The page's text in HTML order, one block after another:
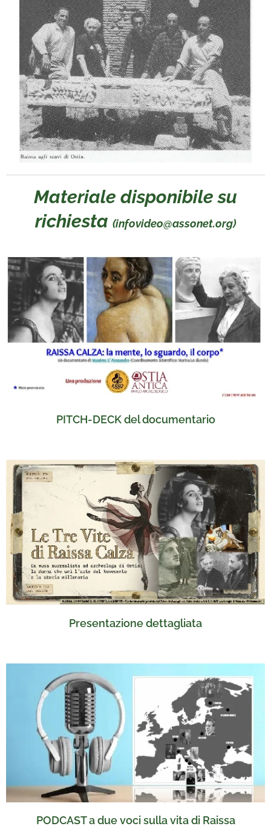
Materiale disponibile su
richiesta (infovideo@assonet.org)
PITCH-DECK del documentario
Presentazione dettagliata
PODCAST a due voci sulla vita di Raissa